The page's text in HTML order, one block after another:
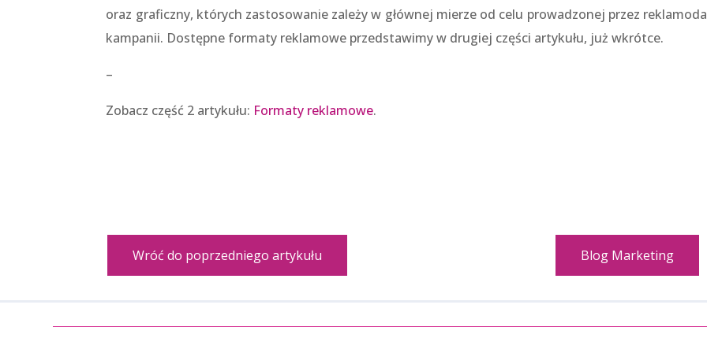
oraz graficzny, których zastosowanie zależy w głównej mierze od celu prowadzonej przez
kampanii. Dostępne formaty reklamowe przedstawimy w drugiej części artykułu, już wkrótce.
–
Zobacz część 2 artykułu: Formaty reklamowe.
Wróć do poprzedniego artykułu Blog Marketing